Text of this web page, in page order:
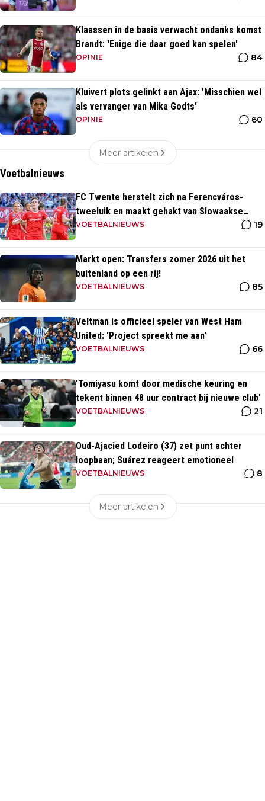
Klaassen in de basis verwacht ondanks komst
Brandt: 'Enige die daar goed kan spelen'
OPINIE 84
Kluivert plots gelinkt aan Ajax: 'Misschien wel
als vervanger van Mika Godts'
OPINIE 60
Meer artikelen
Voetbalnieuws
FC Twente herstelt zich na Ferencváros-
tweeluik en maakt gehakt van Slowaakse
opponent
VOETBALNIEUWS 19
Markt open: Transfers zomer 2026 uit het
buitenland op een rij!
VOETBALNIEUWS 85
Veltman is officieel speler van West Ham
United: 'Project spreekt me aan'
VOETBALNIEUWS 66
'Tomiyasu komt door medische keuring en
tekent binnen 48 uur contract bij nieuwe club'
VOETBALNIEUWS 21
Oud-Ajacied Lodeiro (37) zet punt achter
loopbaan; Suárez reageert emotioneel
VOETBALNIEUWS 8
Meer artikelen